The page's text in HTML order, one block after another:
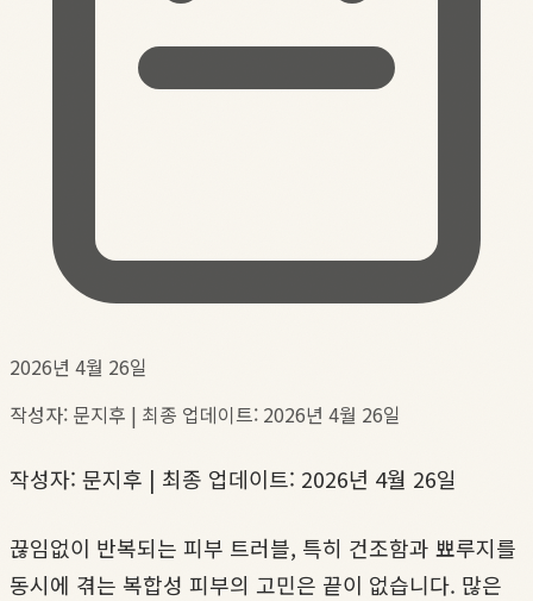
2026년 4월 26일
작성자: 문지후 | 최종 업데이트: 2026년 4월 26일
작성자: 문지후 | 최종 업데이트: 2026년 4월 26일
끊임없이 반복되는 피부 트러블, 특히 건조함과 뾰루지를
동시에 겪는 복합성 피부의 고민은 끝이 없습니다. 많은